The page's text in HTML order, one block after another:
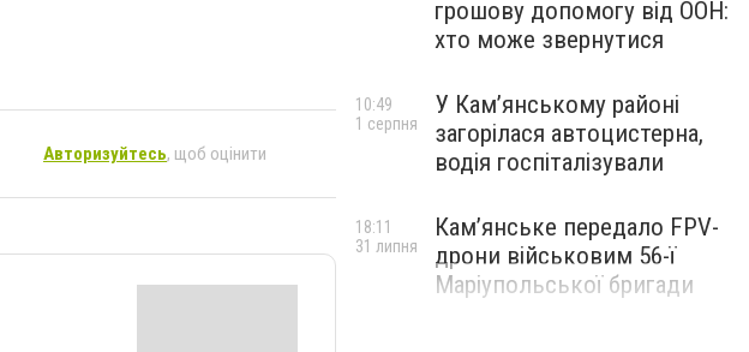
Авторизуйтесь, щоб оцінити
грошову допомогу від ООН:
хто може звернутися
У Кам’янському районі
загорілася автоцистерна,
водія госпіталізували
10:49
1 серпня
Кам’янське передало FPV-
дрони військовим 56-ї
Маріупольської бригади
18:11
31 липня